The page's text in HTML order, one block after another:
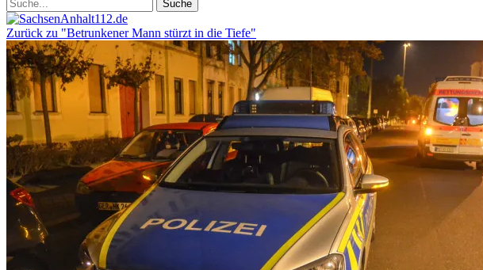
Zurück zu "Betrunkener Mann stürzt in die Tiefe"